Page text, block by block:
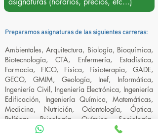
Preparamos asignaturas de las siguientes carreras:
Ambientales, Arquitectura, Biología, Bioquímica,
Biotecnología, CTA, Enfermería, Estadística,
Farmacia, FICO, Física, Fisioterapia, GADE,
GECO, GMIM, Geología, Inef, Informática,
Ingeniería Civil, Ingeniería Electrónica, Ingeniería
Edificación, Ingeniería Química, Matemáticas,
Medicina, Nutrición, Odontología, Óptica,
Políticas, Psicología, Química, Sociología,
Teleco, Terapia Ocupacional, Turismo.